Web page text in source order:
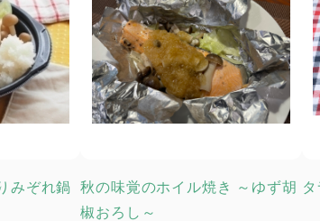
みぞれ鍋
秋の味覚のホイル焼き ～ゆず胡
椒おろし～